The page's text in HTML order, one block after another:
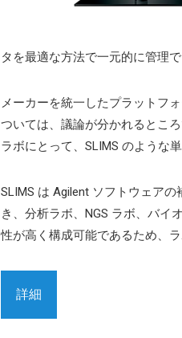
タを最適な方法で一元的に管理で
メーカーを統一したプラットフ
ついては、議論が分かれるとこ
ラボにとって、SLIMS のような
SLIMS は Agilent ソフトウェア
き、分析ラボ、NGS ラボ、バイ
性が高く構成可能であるため、
詳細